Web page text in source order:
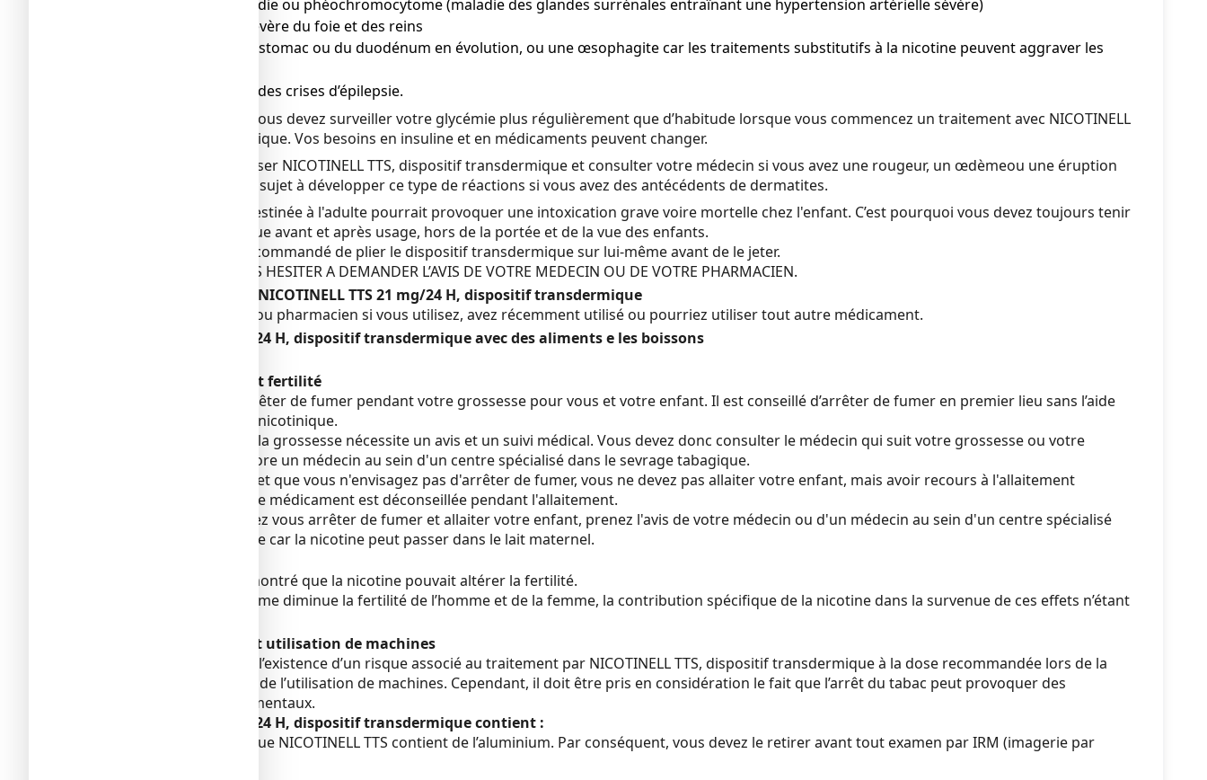
● en cas d’hyperthyroïdie ou phéochromocytome (maladie des glandes surrénales entraînant une hypertension artérielle sévère)
● en cas de maladie sévère du foie et des reins
● en cas d’ulcère de l'estomac ou du duodénum en évolution, ou une œsophagite car les traitements substitutifs à la nicotine peuvent aggraver les
● Si vous avez déjà eu des crises d’épilepsie.
Si vous êtes diabétique, vous devez surveiller votre glycémie plus régulièrement que d’habitude lorsque vous commencez un traitement avec NICOTINELL
TTS, dispositif transdermique. Vos besoins en insuline et en médicaments peuvent changer.
Vous devez arrêter d’utiliser NICOTINELL TTS, dispositif transdermique et consulter votre médecin si vous avez une rougeur, un œdèmeou une éruption
cutanée. Vous serez plus sujet à développer ce type de réactions si vous avez des antécédents de dermatites.
La dose thérapeutique destinée à l'adulte pourrait provoquer une intoxication grave voire mortelle chez l'enfant. C’est pourquoi vous devez toujours tenir
le dispositif transdermique avant et après usage, hors de la portée et de la vue des enfants.
Après utilisation, il est recommandé de plier le dispositif transdermique sur lui-même avant de le jeter.
EN CAS DE DOUTE NE PAS HESITER A DEMANDER L’AVIS DE VOTRE MEDECIN OU DE VOTRE PHARMACIEN.
Autres médicaments et NICOTINELL TTS 21 mg/24 H, dispositif transdermique
Informez votre médecin ou pharmacien si vous utilisez, avez récemment utilisé ou pourriez utiliser tout autre médicament.
NICOTINELL TTS 21 mg/24 H, dispositif transdermique avec des aliments e les boissons
Grossesse allaitement et fertilité
Il est très important d'arrêter de fumer pendant votre grossesse pour vous et votre enfant. Il est conseillé d’arrêter de fumer en premier lieu sans l’aide
de traitement substitutif nicotinique.
L'arrêt du tabac pendant la grossesse nécessite un avis et un suivi médical. Vous devez donc consulter le médecin qui suit votre grossesse ou votre
médecin habituel ou encore un médecin au sein d'un centre spécialisé dans le sevrage tabagique.
Si vous fumez beaucoup et que vous n'envisagez pas d'arrêter de fumer, vous ne devez pas allaiter votre enfant, mais avoir recours à l'allaitement
artificiel. L'utilisation de ce médicament est déconseillée pendant l'allaitement.
Cependant, si vous désirez vous arrêter de fumer et allaiter votre enfant, prenez l'avis de votre médecin ou d'un médecin au sein d'un centre spécialisé
dans le sevrage tabagique car la nicotine peut passer dans le lait maternel.
Chez l’animal, il a été démontré que la nicotine pouvait altérer la fertilité.
Chez l’Homme, le tabagisme diminue la fertilité de l’homme et de la femme, la contribution spécifique de la nicotine dans la survenue de ces effets n’étant
Conduite de véhicules et utilisation de machines
Il n’y a aucune preuve de l’existence d’un risque associé au traitement par NICOTINELL TTS, dispositif transdermique à la dose recommandée lors de la
conduite de véhicules ou de l’utilisation de machines. Cependant, il doit être pris en considération le fait que l’arrêt du tabac peut provoquer des
changements comportementaux.
NICOTINELL TTS 21 mg/24 H, dispositif transdermique contient :
Le dispositif transdermique NICOTINELL TTS contient de l’aluminium. Par conséquent, vous devez le retirer avant tout examen par IRM (imagerie par